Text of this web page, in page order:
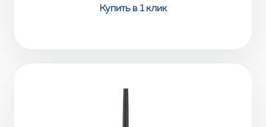
Купить в 1 клик